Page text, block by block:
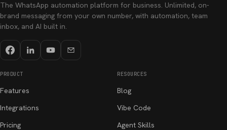
The WhatsApp automation platform for business. Unlimited, on-
brand messaging from your own number, with automation, team
inbox, and AI built in.
PRODUCT
Features
Integrations
Pricing
RESOURCES
Blog
Vibe Code
Agent Skills